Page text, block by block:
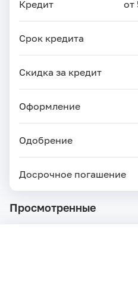
Кредит от
Срок кредита
Скидка за кредит
Оформление
Одобрение
Досрочное погашение
Просмотренные